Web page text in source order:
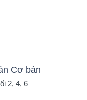
Cơ bản
2, 4, 6